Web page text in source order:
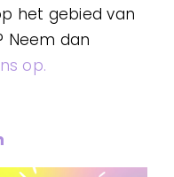
het gebied van
Neem dan
op.